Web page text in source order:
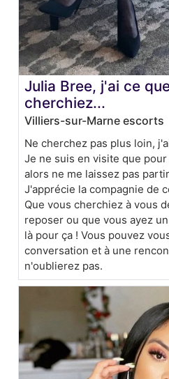
Julia Bree, j'ai ce
cherchiez...
Villiers-sur-Marne escorts
Ne cherchez pas plus loin,
Je ne suis en visite que
alors ne me laissez pas
J'apprécie la compagnie de
Que vous cherchiez à vous
reposer ou que vous ayez
là pour ça ! Vous pouvez
conversation et à une
n'oublierez pas.